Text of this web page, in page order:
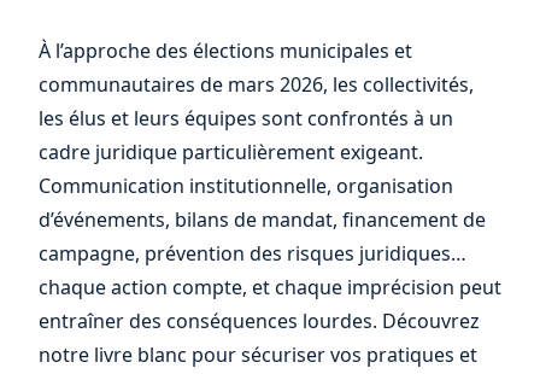
À l’approche des élections municipales et
communautaires de mars 2026, les collectivités,
les élus et leurs équipes sont confrontés à un
cadre juridique particulièrement exigeant.
Communication institutionnelle, organisation
d’événements, bilans de mandat, financement de
campagne, prévention des risques juridiques…
chaque action compte, et chaque imprécision peut
entraîner des conséquences lourdes. Découvrez
notre livre blanc pour sécuriser vos pratiques et